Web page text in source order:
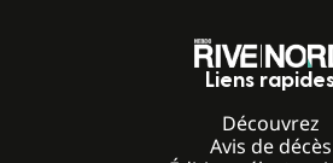
Liens
Découvrez
Avis de décès